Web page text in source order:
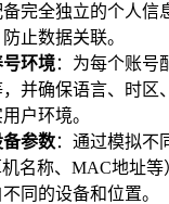
完全独立的个人信
止数据关联。
环境：为每个账号
并确保语言、时区
户环境。
参数：通过模拟不
机名称、MAC地址
同的设备和位置。